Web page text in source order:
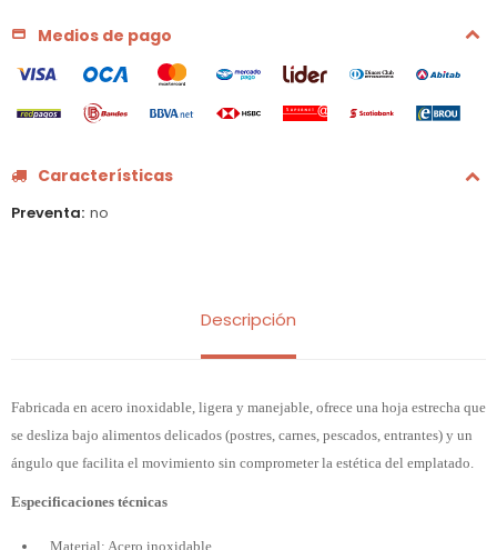
Medios de pago
Características
Preventa no
Descripción
Fabricada en acero inoxidable, ligera y manejable, ofrece una hoja estrecha que
se desliza bajo alimentos delicados (postres, carnes, pescados, entrantes) y un
ángulo que facilita el movimiento sin comprometer la estética del emplatado.
Especificaciones técnicas
Material: Acero inoxidable